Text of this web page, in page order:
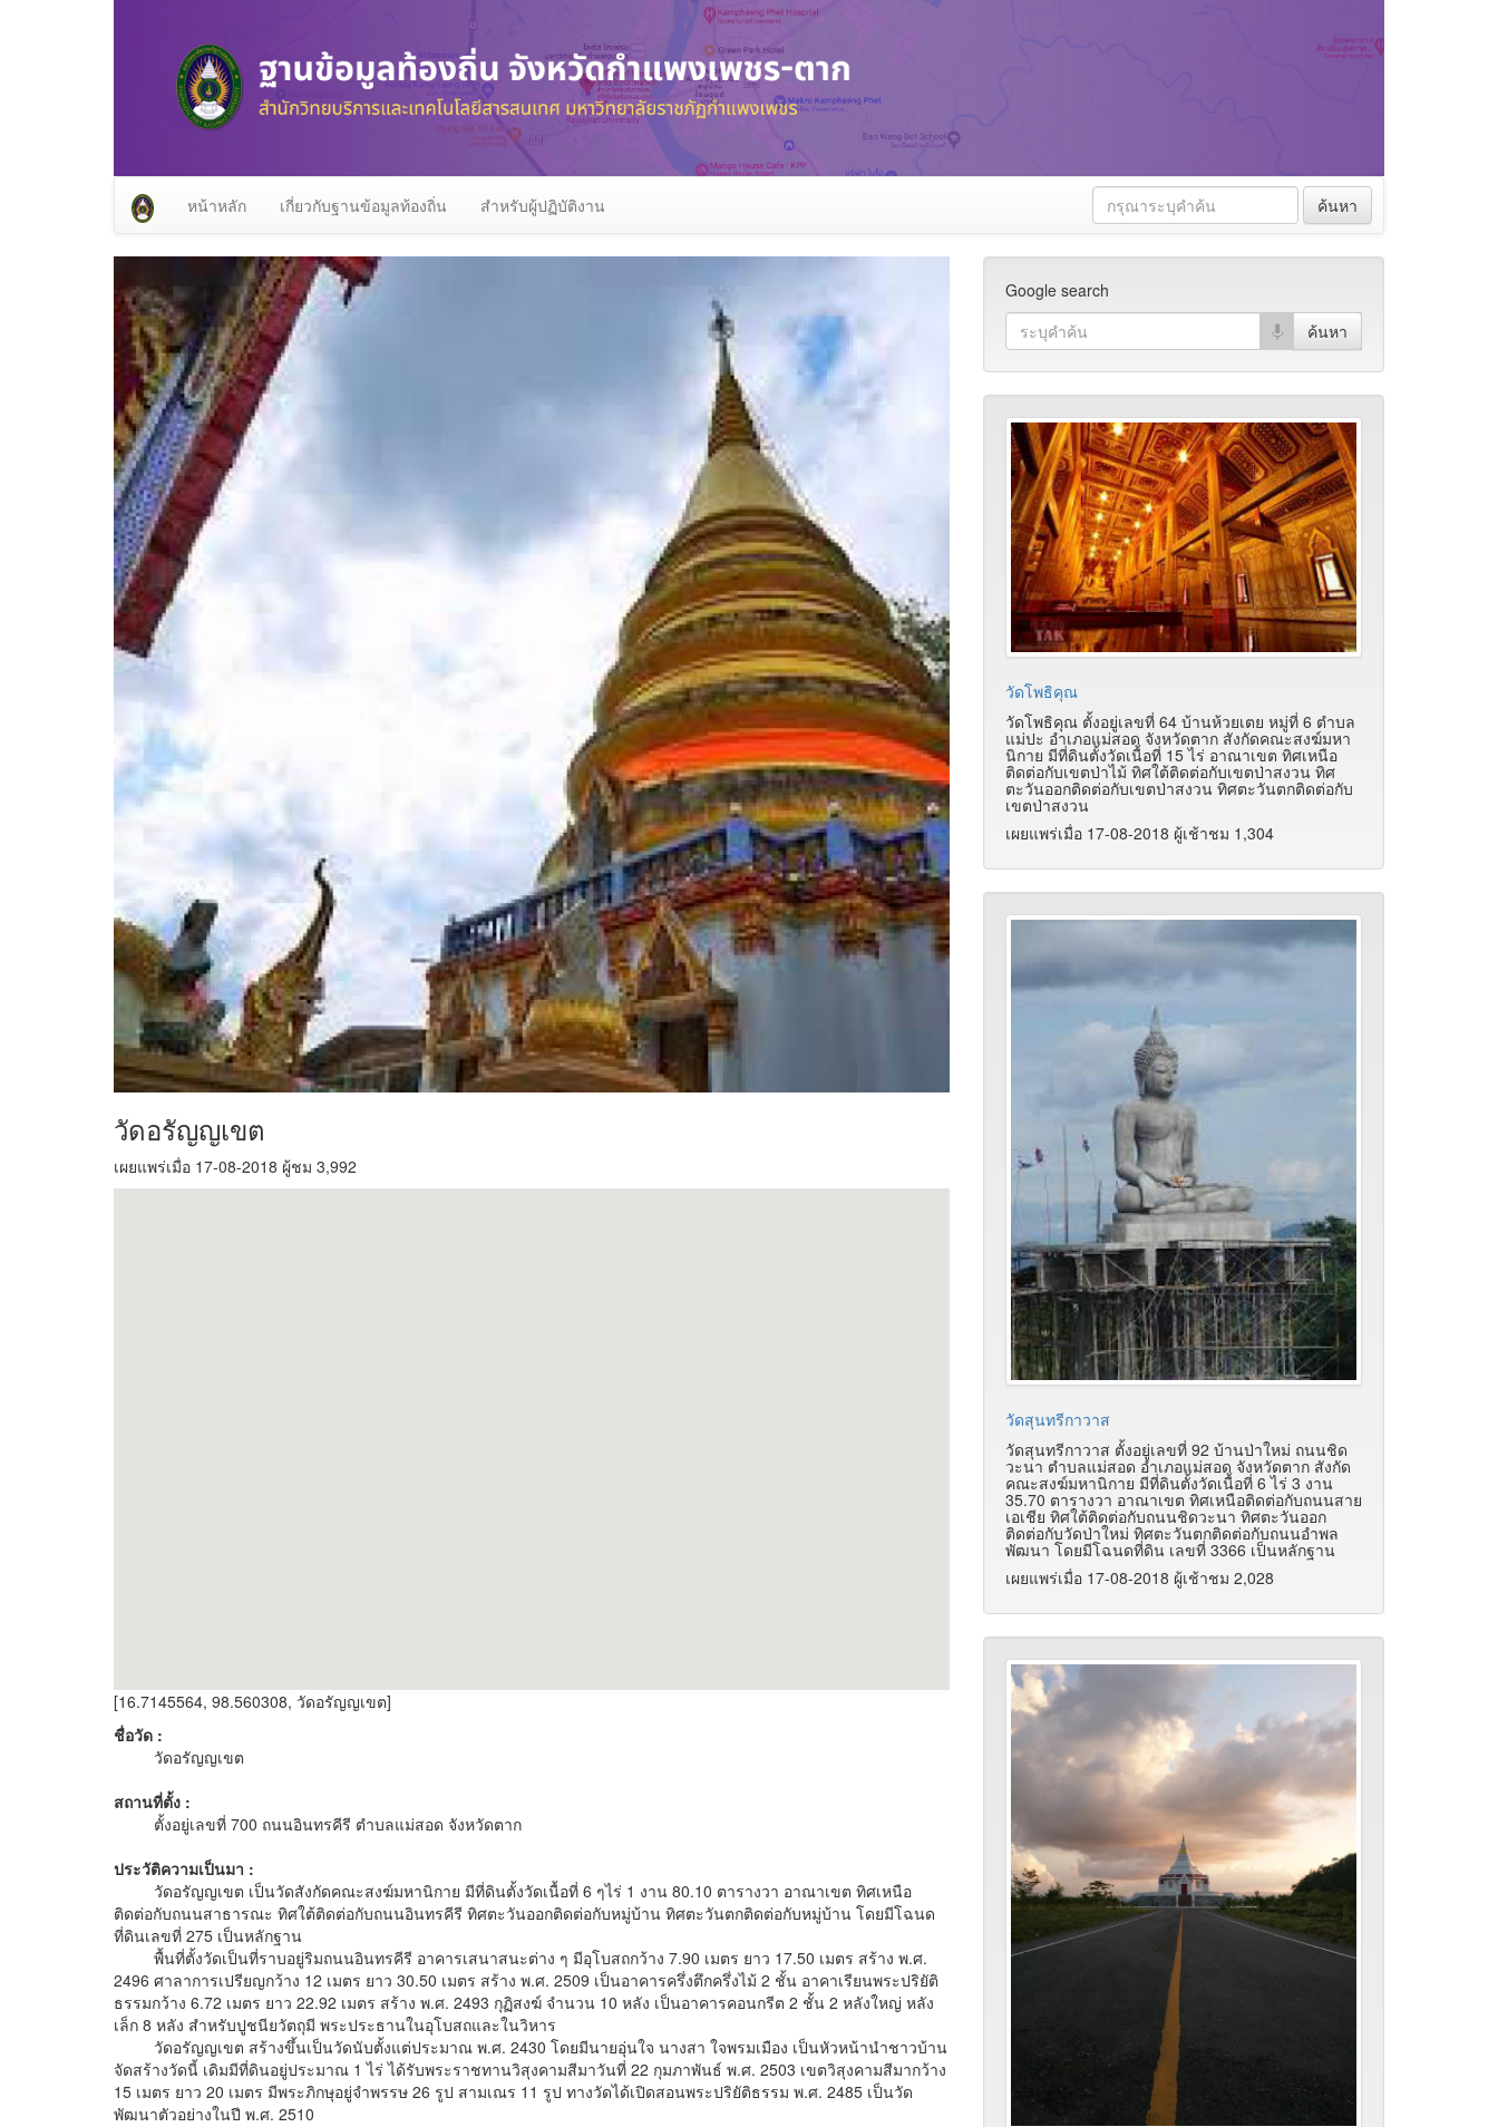
หน้าหลัก เกี่ยวกับฐานข้อมูลท้องถิ่น สำหรับผู้ปฏิบัติงาน ค้นหา
วัดอรัญญเขต
เผยแพร่เมื่อ 17-08-2018 ผู้ชม 3,992
[16.7145564, 98.560308, วัดอรัญญเขต]
ชื่อวัด :
วัดอรัญญเขต
สถานที่ตั้ง :
ตั้งอยู่เลขที่ 700 ถนนอินทรคีรี ตำบลแม่สอด จังหวัดตาก
ประวัติความเป็นมา :
วัดอรัญญเขต เป็นวัดสังกัดคณะสงฆ์มหานิกาย มีที่ดินตั้งวัดเนื้อที่ 6 ๆไร่ 1 งาน 80.10 ตารางวา อาณาเขต ทิศเหนือ
ติดต่อกับถนนสาธารณะ ทิศใต้ติดต่อกับถนนอินทรคีรี ทิศตะวันออกติดต่อกับหมู่บ้าน ทิศตะวันตกติดต่อกับหมู่บ้าน โดยมีโฉนด
ที่ดินเลขที่ 275 เป็นหลักฐาน
พื้นที่ตั้งวัดเป็นที่ราบอยู่ริมถนนอินทรคีรี อาคารเสนาสนะต่าง ๆ มีอุโบสถกว้าง 7.90 เมตร ยาว 17.50 เมตร สร้าง พ.ศ.
2496 ศาลาการเปรียญกว้าง 12 เมตร ยาว 30.50 เมตร สร้าง พ.ศ. 2509 เป็นอาคารครึ่งตึกครึ่งไม้ 2 ชั้น อาคาเรียนพระปริยัติ
ธรรมกว้าง 6.72 เมตร ยาว 22.92 เมตร สร้าง พ.ศ. 2493 กุฏิสงฆ์ จำนวน 10 หลัง เป็นอาคารคอนกรีต 2 ชั้น 2 หลังใหญ่ หลัง
เล็ก 8 หลัง สำหรับปูชนียวัตถุมี พระประธานในอุโบสถและในวิหาร
วัดอรัญญเขต สร้างขึ้นเป็นวัดนับตั้งแต่ประมาณ พ.ศ. 2430 โดยมีนายอุ่นใจ นางสา ใจพรมเมือง เป็นหัวหน้านำชาวบ้าน
จัดสร้างวัดนี้ เดิมมีที่ดินอยู่ประมาณ 1 ไร่ ได้รับพระราชทานวิสุงคามสีมาวันที่ 22 กุมภาพันธ์ พ.ศ. 2503 เขตวิสุงคามสีมากว้าง
15 เมตร ยาว 20 เมตร มีพระภิกษุอยู่จำพรรษ 26 รูป สามเณร 11 รูป ทางวัดได้เปิดสอนพระปริยัติธรรม พ.ศ. 2485 เป็นวัด
พัฒนาตัวอย่างในปี พ.ศ. 2510
Google search
วัดโพธิคุณ
วัดโพธิคุณ ตั้งอยู่เลขที่ 64 บ้านห้วยเตย หมู่ที่ 6 ตำบล
แม่ปะ อำเภอแม่สอด จังหวัดตาก สังกัดคณะสงฆ์มหา
นิกาย มีที่ดินตั้งวัดเนื้อที่ 15 ไร่ อาณาเขต ทิศเหนือ
ติดต่อกับเขตป่าไม้ ทิศใต้ติดต่อกับเขตป่าสงวน ทิศ
ตะวันออกติดต่อกับเขตป่าสงวน ทิศตะวันตกติดต่อกับ
เขตป่าสงวน
เผยแพร่เมื่อ 17-08-2018 ผู้เช้าชม 1,304
วัดสุนทรีกาวาส
วัดสุนทรีกาวาส ตั้งอยู่เลขที่ 92 บ้านป่าใหม่ ถนนชิด
วะนา ตำบลแม่สอด อำเภอแม่สอด จังหวัดตาก สังกัด
คณะสงฆ์มหานิกาย มีที่ดินตั้งวัดเนื้อที่ 6 ไร่ 3 งาน
35.70 ตารางวา อาณาเขต ทิศเหนือติดต่อกับถนนสาย
เอเชีย ทิศใต้ติดต่อกับถนนชิดวะนา ทิศตะวันออก
ติดต่อกับวัดป่าใหม่ ทิศตะวันตกติดต่อกับถนนอำพล
พัฒนา โดยมีโฉนดที่ดิน เลขที่ 3366 เป็นหลักฐาน
เผยแพร่เมื่อ 17-08-2018 ผู้เช้าชม 2,028